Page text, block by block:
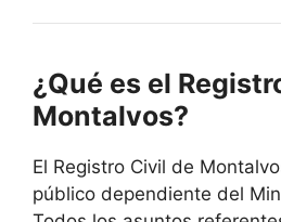
¿Qué es el
Montalvos?
El Registro Civil de
público dependiente del